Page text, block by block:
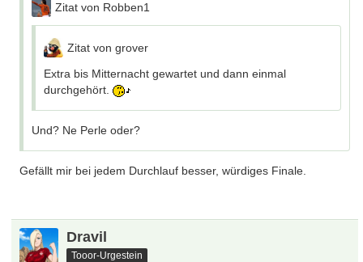
Zitat von Robben1
Zitat von grover
Extra bis Mitternacht gewartet und dann einmal
durchgehört.
Und? Ne Perle oder?
Gefällt mir bei jedem Durchlauf besser, würdiges Finale.
Dravil
Tooor-Urgestein